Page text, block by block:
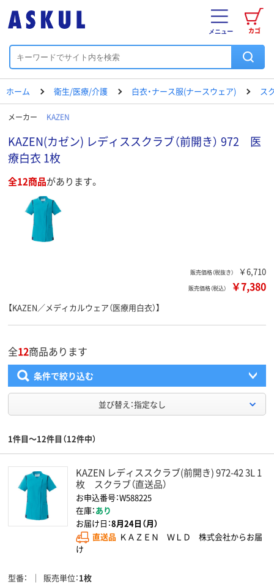
カゴ
メニュー
ホーム 衛生/医療/介護 白衣・ナース服(ナースウェア) ス
メーカー KAZEN
KAZEN(カゼン) レディススクラブ（前開き） 972 医
療白衣 1枚
全12商品があります。
販売価格（税抜き） ￥6,710
販売価格（税込） ￥7,380
【KAZEN／メディカルウェア（医療用白衣）】
全12商品あります
条件で絞り込む
並び替え：指定なし
1件目～12件目（12件中）
KAZEN レディススクラブ(前開き) 972-42 3L 1
枚 スクラブ（直送品）
お申込番号：W588225
在庫：あり
お届け日：8月24日（月）
直送品 ＫＡＺＥＮ ＷＬＤ 株式会社からお届
け
型番 販売単位 1枚